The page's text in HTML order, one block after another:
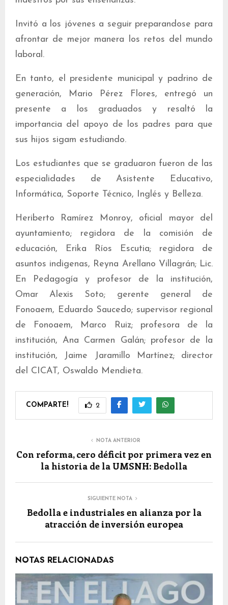
Invitó a los jóvenes a seguir preparandose para
afrontar de mejor manera los retos del mundo
laboral.
En tanto, el presidente municipal y padrino de
generación, Mario Pérez Flores, entregó un
presente a los graduados y resaltó la
importancia del apoyo de los padres para que
sus hijos sigam estudiando.
Los estudiantes que se graduaron fueron de las
especialidades de Asistente Educativo,
Informática, Soporte Técnico, Inglés y Belleza.
Heriberto Ramírez Monroy, oficial mayor del
ayuntamiento; regidora de la comisión de
educación, Erika Ríos Escutia; regidora de
asuntos indigenas, Reyna Arellano Villagrán; Lic.
En Pedagogía y profesor de la institución,
Omar Alexis Soto; gerente general de
Fonoaem, Eduardo Saucedo; supervisor regional
de Fonoaem, Marco Ruiz; profesora de la
institución, Ana Carmen Galán; profesor de la
institución, Jaime Jaramillo Martínez; director
del CICAT, Oswaldo Mendieta.
COMPARTE! 2
NOTA ANTERIOR
Con reforma, cero déficit por primera vez en
la historia de la UMSNH: Bedolla
SIGUIENTE NOTA
Bedolla e industriales en alianza por la
atracción de inversión europea
NOTAS RELACIONADAS